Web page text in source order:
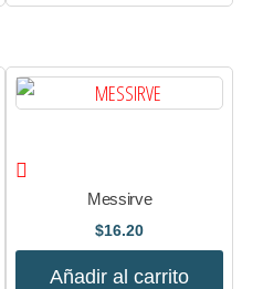
Messirve
$16.20
Añadir al carrito